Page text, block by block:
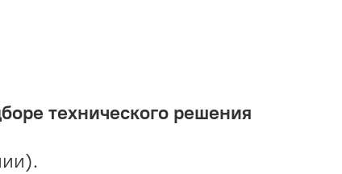
технического решения